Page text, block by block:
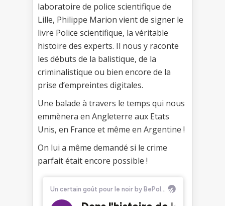
laboratoire de police scientifique de
Lille, Philippe Marion vient de signer le
livre Police scientifique, la véritable
histoire des experts. Il nous y raconte
les débuts de la balistique, de la
criminalistique ou bien encore de la
prise d’empreintes digitales.
Une balade à travers le temps qui nous
emmènera en Angleterre aux Etats
Unis, en France et même en Argentine !
On lui a même demandé si le crime
parfait était encore possible !